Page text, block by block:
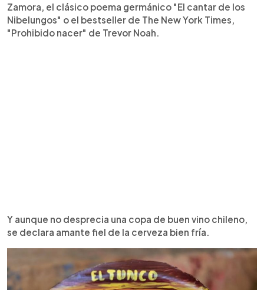
Zamora, el clásico poema germánico "El cantar de los
Nibelungos" o el bestseller de The New York Times,
"Prohibido nacer" de Trevor Noah.
Y aunque no desprecia una copa de buen vino chileno,
se declara amante fiel de la cerveza bien fría.